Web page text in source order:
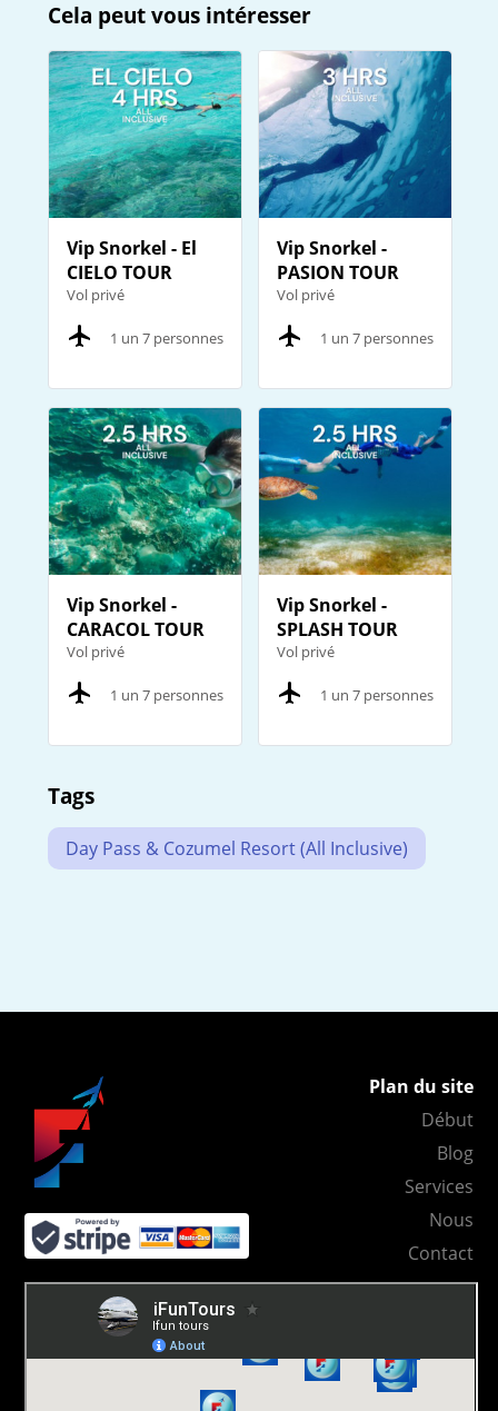
Cela peut vous intéresser
Vip Snorkel - El
CIELO TOUR
Vol privé
1 un 7 personnes
Vip Snorkel -
PASION TOUR
Vol privé
1 un 7 personnes
Vip Snorkel -
CARACOL TOUR
Vol privé
1 un 7 personnes
Vip Snorkel -
SPLASH TOUR
Vol privé
1 un 7 personnes
Tags
Day Pass & Cozumel Resort (All Inclusive)
Plan du site
Début
Blog
Services
Nous
Contact